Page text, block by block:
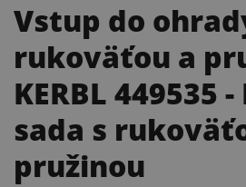
Vstup do
rukoväťou a
KERBL 449535 -
sada s
pružinou